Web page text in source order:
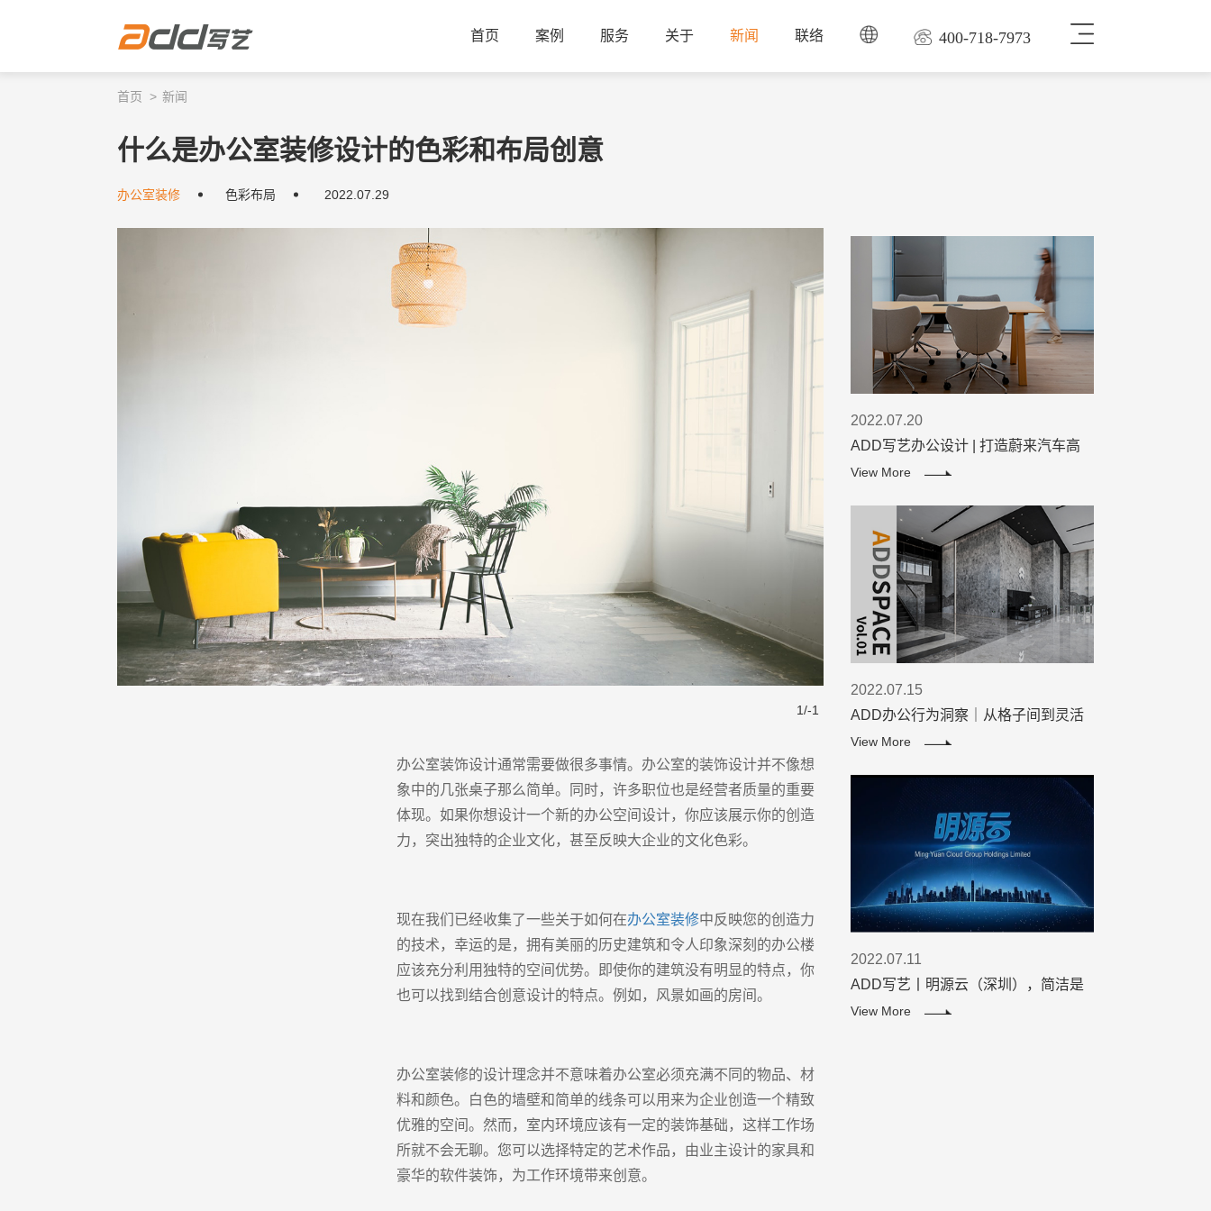
首页 案例 服务 关于 新闻 联络 400-718-7973
首页 新闻
什么是办公室装修设计的色彩和布局创意
办公室装修 色彩布局 2022.07.29
1/-1
办公室装饰设计通常需要做很多事情。办公室的装饰设计并不像想
象中的几张桌子那么简单。同时，许多职位也是经营者质量的重要
体现。如果你想设计一个新的办公空间设计，你应该展示你的创造
力，突出独特的企业文化，甚至反映大企业的文化色彩。
现在我们已经收集了一些关于如何在办公室装修中反映您的创造力
的技术，幸运的是，拥有美丽的历史建筑和令人印象深刻的办公楼
应该充分利用独特的空间优势。即使你的建筑没有明显的特点，你
也可以找到结合创意设计的特点。例如，风景如画的房间。
办公室装修的设计理念并不意味着办公室必须充满不同的物品、材
料和颜色。白色的墙壁和简单的线条可以用来为企业创造一个精致
优雅的空间。然而，室内环境应该有一定的装饰基础，这样工作场
所就不会无聊。您可以选择特定的艺术作品，由业主设计的家具和
豪华的软件装饰，为工作环境带来创意。
2022.07.20
ADD写艺办公设计 | 打造蔚来汽车高
效办公空间
View More
2022.07.15
ADD办公行为洞察｜从格子间到灵活
办公，打工族的精神解放进程
View More
2022.07.11
ADD写艺丨明源云（深圳），简洁是
智慧的灵魂！
View More